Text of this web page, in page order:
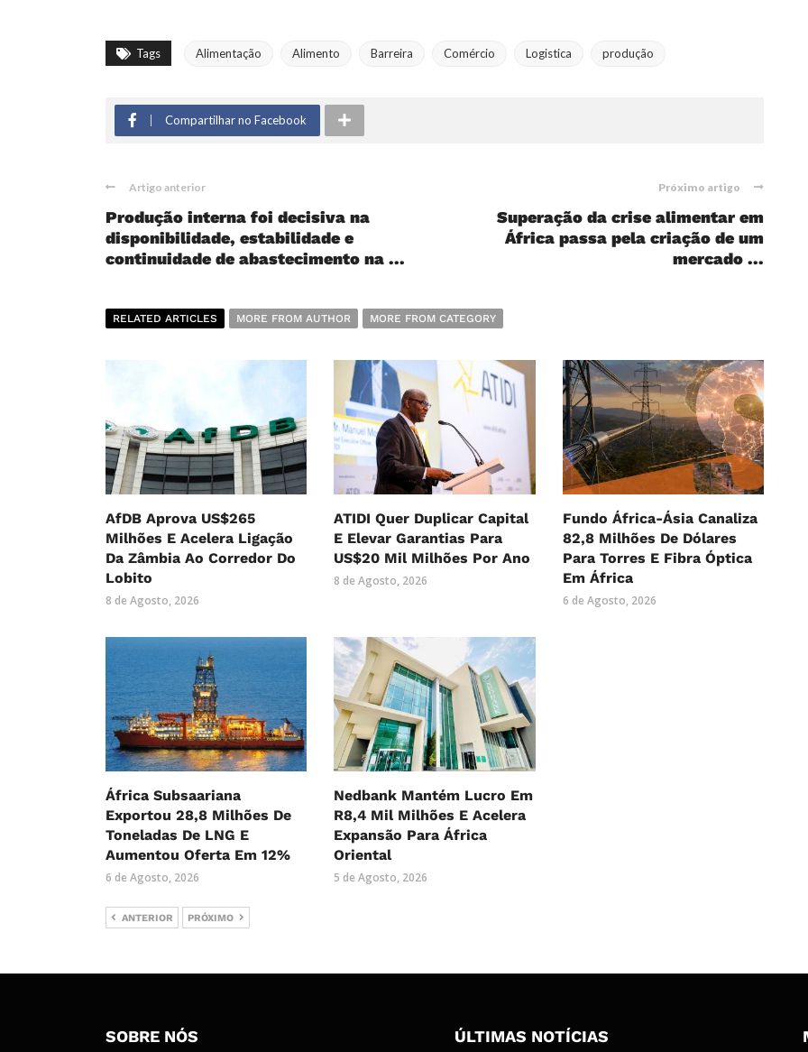
Tags Alimentação Alimento Barreira Comércio Logistica produção
Compartilhar no Facebook
Artigo anterior
Produção interna foi decisiva na
disponibilidade, estabilidade e
continuidade de abastecimento na ...
Próximo artigo
Superação da crise alimentar em
África passa pela criação deum
mercado ...
RELATED ARTICLES MORE FROM AUTHOR MORE FROM CATEGORY
AfDB Aprova US$265
Milhões E Acelera Ligação
Da Zâmbia Ao Corredor Do
Lobito
8 de Agosto, 2026
ATIDI Quer Duplicar Capital
E Elevar Garantias Para
US$20 Mil Milhões Por Ano
8 de Agosto, 2026
Fundo África-Ásia Canaliza
82,8 Milhões De Dólares
Para Torres E Fibra Óptica
Em África
6 de Agosto, 2026
África Subsaariana
Exportou 28,8 Milhões De
Toneladas De LNG E
Aumentou Oferta Em 12%
6 de Agosto, 2026
Nedbank Mantém Lucro Em
R8,4 Mil Milhões E Acelera
Expansão Para África
Oriental
5 de Agosto, 2026
ANTERIOR PRÓXIMO
SOBRE NÓS ÚLTIMAS NOTÍCIAS